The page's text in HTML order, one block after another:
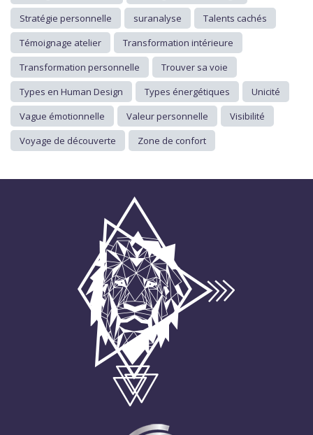
Stratégie personnelle
suranalyse
Talents cachés
Témoignage atelier
Transformation intérieure
Transformation personnelle
Trouver sa voie
Types en Human Design
Types énergétiques
Unicité
Vague émotionnelle
Valeur personnelle
Visibilité
Voyage de découverte
Zone de confort